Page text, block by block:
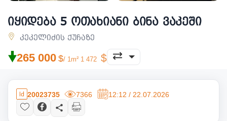
იყიდება 5 ოთახიანი ბინა ვაკეში
კეკელიძის ქუჩაზე
🠟265 000 / 1m² 1 472
20023735 7366 12:12 / 22.07.2026